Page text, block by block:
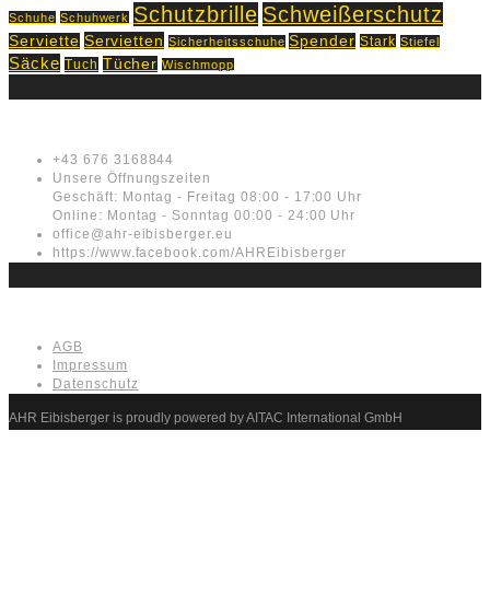
Schuhe Schuhwerk Schutzbrille Schweißerschutz
Serviette Servietten Sicherheitsschuhe Spender Stark Stiefel
Säcke Tuch Tücher Wischmopp
+43 676 3168844
Unsere Öffnungszeiten
Geschäft: Montag - Freitag 08:00 - 17:00 Uhr
Online: Montag - Sonntag 00:00 - 24:00 Uhr
office@ahr-eibisberger.eu
https://www.facebook.com/AHREibisberger
AGB
Impressum
Datenschutz
AHR Eibisberger is proudly powered by AITAC International GmbH